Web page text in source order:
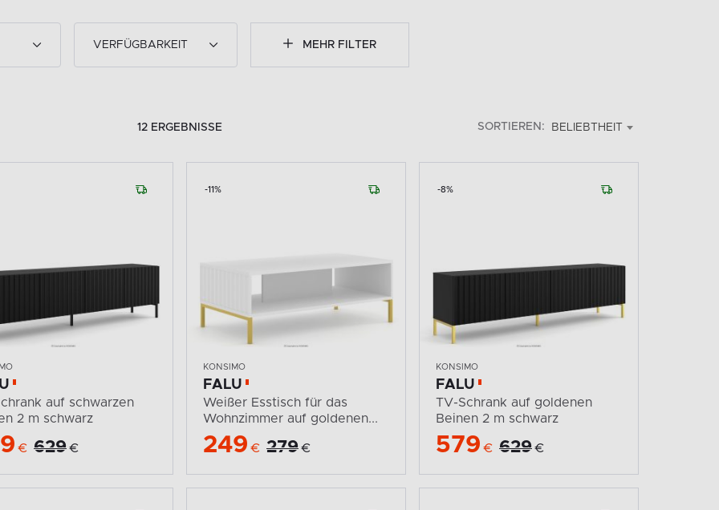
VERFÜGBARKEIT MEHR FILTER
12 ERGEBNISSE SORTIEREN: BELIEBTHEIT
auf schwarzen
2 m schwarz
€ 629 €
-11%
KONSIMO
FALU
Weißer Esstisch für das
Wohnzimmer auf goldenen...
249 € 279 €
-8%
KONSIMO
FALU
TV-Schrank auf goldenen
Beinen 2 m schwarz
579 € 629 €